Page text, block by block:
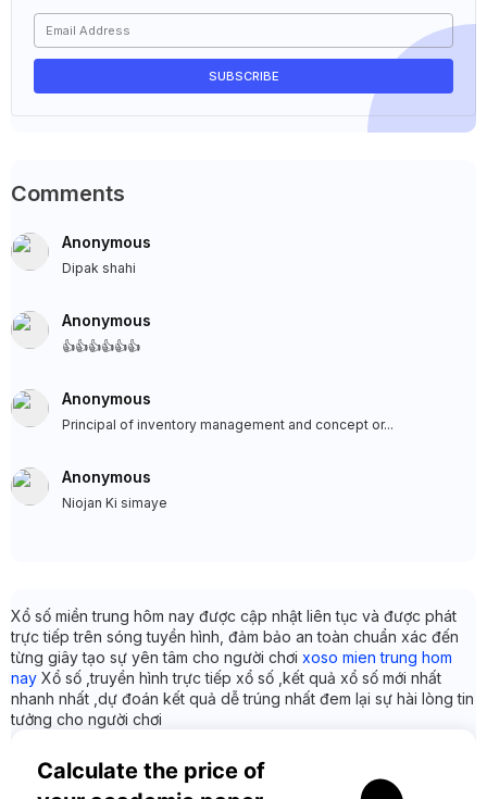
Comments
Anonymous
Dipak shahi
Anonymous
👍👍👍👍👍👍
Anonymous
Principal of inventory management and concept or...
Anonymous
Niojan Ki simaye
Xổ số miền trung hôm nay được cập nhật liên tục và được phát
trực tiếp trên sóng tuyền hình, đảm bảo an toàn chuẩn xác đến
từng giây tạo sự yên tâm cho người chơi xoso mien trung hom
nay Xổ số ,truyền hình trực tiếp xổ số ,kết quả xổ số mới nhất
nhanh nhất ,dự đoán kết quả dễ trúng nhất đem lại sự hài lòng tin
tưởng cho người chơi
Calculate the price of